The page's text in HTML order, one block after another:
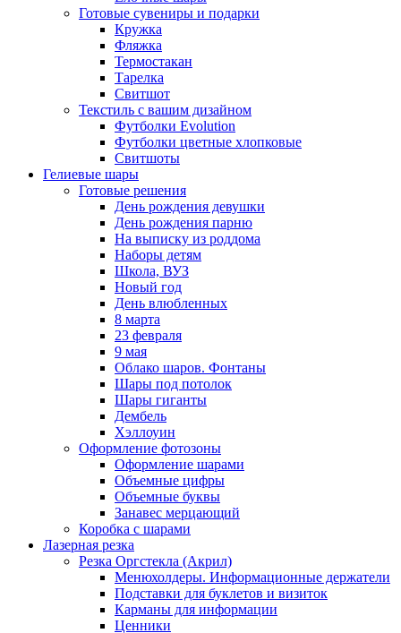
Готовые сувениры и подарки
Кружка
Фляжка
Термостакан
Тарелка
Свитшот
Текстиль с вашим дизайном
Футболки Evolution
Футболки цветные хлопковые
Свитшоты
Гелиевые шары
Готовые решения
День рождения девушки
День рождения парню
На выписку из роддома
Наборы детям
Школа, ВУЗ
Новый год
День влюбленных
8 марта
23 февраля
9 мая
Облако шаров. Фонтаны
Шары под потолок
Шары гиганты
Дембель
Хэллоуин
Оформление фотозоны
Оформление шарами
Объемные цифры
Объемные буквы
Занавес мерцающий
Коробка с шарами
Лазерная резка
Резка Оргстекла (Акрил)
Менюхолдеры. Информационные держатели
Подставки для буклетов и визиток
Карманы для информации
Ценники